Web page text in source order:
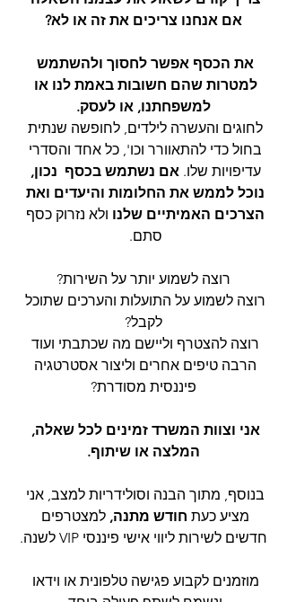
אם אנחנו צריכים את זה או לא?
את הכסף אפשר לחסוך ולהשתמש
למטרות שהם חשובות באמת לנו או
למשפחתנו, או לעסק.
לחוגים והעשרה לילדים, לחופשה שנתית
בחול כדי להתאוורר וכו', כל אחד והסדרי
עדיפויות שלו. אם נשתמש בכסף  נכון,
נוכל לממש את החלומות והיעדים ואת
הצרכים האמיתיים שלנו ולא נזרוק כסף
סתם.
רוצה לשמוע יותר על השירות?
רוצה לשמוע על התועלות והערכים שתוכל
לקבל?
רוצה להצטרף וליישם מה שכתבתי ועוד
הרבה טיפים אחרים וליצור אסטרטגיה
פיננסית מסודרת?
אני וצוות המשרד זמינים לכל שאלה,
המלצה או שיתוף.
בנוסף, מתוך הבנה וסולידריות למצב, אני
מציע כעת חודש מתנה, למצטרפים
חדשים לשירות ליווי אישי פיננסי VIP לשנה.
מוזמנים לקבוע פגישה טלפונית או וידאו